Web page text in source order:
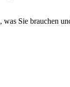
Sie brauchen